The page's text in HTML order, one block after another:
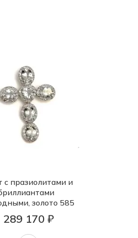
с празиолитами и
золото 585
289 170 ₽